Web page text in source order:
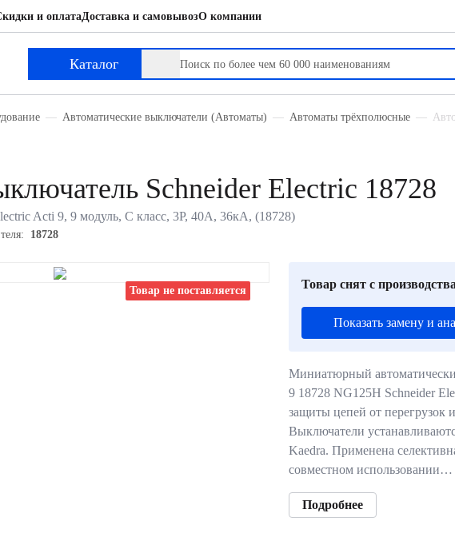
и оплатаДоставка и самовывозО компании
Каталог
Автоматические выключатели (Автоматы) Автоматы трёхполюсные
Товар не поставляется
Schneider Electric 18728
Acti 9, 9 модуль, C класс, 3P, 40А, 36кА, (18728)
18728
Товар снят с
Показать замену и
Миниатюрный
9 18728 NG125H Schneider
защиты цепей от перегрузок
Выключатели
Kaedra. Применена
совместном использовании…
Подробнее